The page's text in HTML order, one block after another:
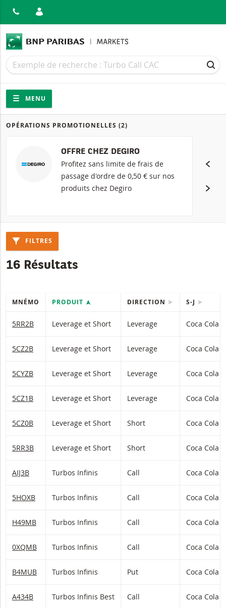
Recherche
Recherche
Navigation
Navigation sur le site
MENU
Produits
OPÉRATIONS PROMOTIONELLES (2)
OFFRE CHEZ DEGIRO
Profitez sans limite de frais de
passage d'ordre de 0,50 € sur nos
produits chez Degiro
FILTRES
16 Résultats
MNÉMO PRODUIT DIRECTION S-J
5RR2B Leverage et Short Leverage Coca Cola
5CZ2B Leverage et Short Leverage Coca Cola
5CYZB Leverage et Short Leverage Coca Cola
5CZ1B Leverage et Short Leverage Coca Cola
5CZ0B Leverage et Short Short Coca Cola
5RR3B Leverage et Short Short Coca Cola
AIJ3B Turbos Infinis Call Coca Cola
5HOXB Turbos Infinis Call Coca Cola
H49MB Turbos Infinis Call Coca Cola
0XQMB Turbos Infinis Call Coca Cola
B4MUB Turbos Infinis Put Coca Cola
A434B Turbos Infinis Best Call Coca Cola